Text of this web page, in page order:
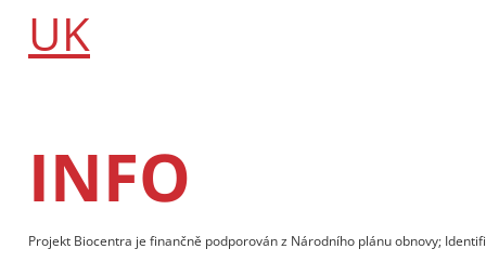
UK
INFO
Projekt Biocentra je finančně podporován z Národního plánu obnovy;